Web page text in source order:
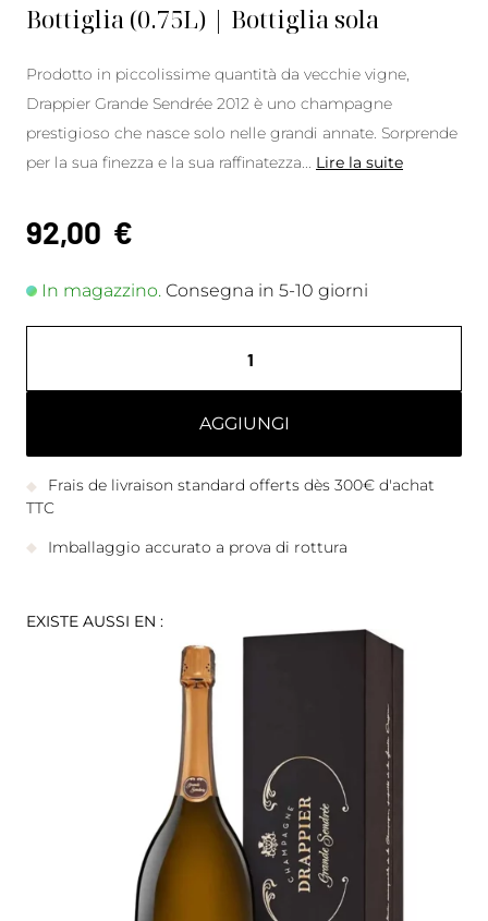
Bottiglia (0.75L) | Bottiglia sola
Prodotto in piccolissime quantità da vecchie vigne,
Drappier Grande Sendrée 2012 è uno champagne
prestigioso che nasce solo nelle grandi annate. Sorprende
per la sua finezza e la sua raffinatezza
Lire la suite
92,00 €
In magazzino. Consegna in 5-10 giorni
AGGIUNGI
Frais de livraison standard offerts dès 300€ d'achat
TTC
Imballaggio accurato a prova di rottura
EXISTE AUSSI EN :